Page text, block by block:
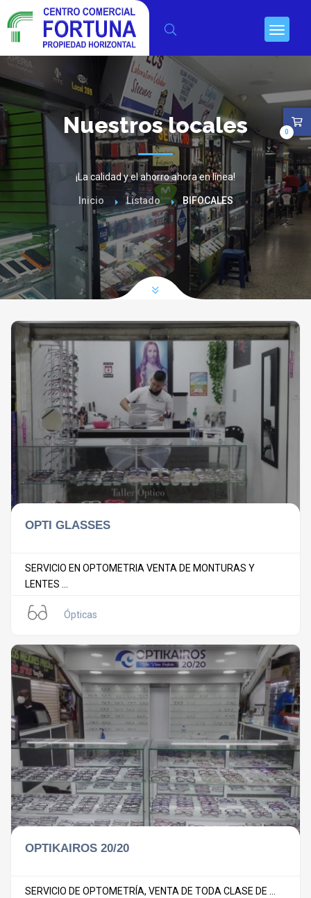
Nuestros locales
¡La calidad y el ahorro ahora en línea!
Inicio Listado BIFOCALES
OPTI GLASSES
SERVICIO EN OPTOMETRIA VENTA DE MONTURAS Y
LENTES ...
Ópticas
OPTIKAIROS 20/20
SERVICIO DE OPTOMETRÍA, VENTA DE TODA CLASE DE ...
0